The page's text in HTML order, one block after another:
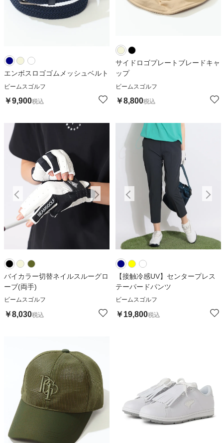
エンボスロゴゴムメッシュベルト
ビームスゴルフ
￥9,900税込
サイドロゴプレートブレードキャ
ップ
ビームスゴルフ
￥8,800税込
バイカラー切替ネイルスルーグロ
ーブ(両手)
ビームスゴルフ
￥8,030税込
【接触冷感UV】センタープレス
テーパードパンツ
ビームスゴルフ
￥19,800税込